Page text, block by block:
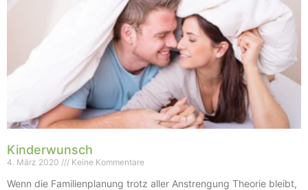
Kinderwunsch
4. März 2020 Keine Kommentare
Wenn die Familienplanung trotz aller Anstrengung Theorie bleibt,